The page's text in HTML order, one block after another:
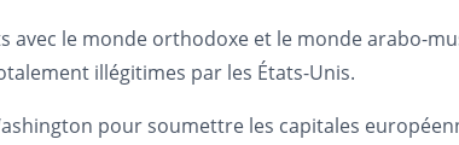
avec le monde orthodoxe et le monde arabo-
illégitimes par les États-Unis.
pour soumettre les capitales